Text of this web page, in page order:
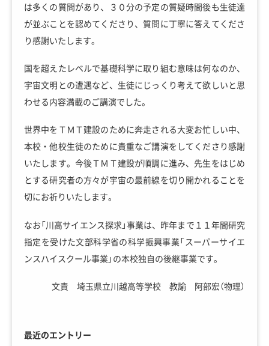
は多くの質問があり、３０分の予定の質疑時間後も生徒達
が並ぶことを認めてくださり、質問に丁寧に答えてくださ
り感謝いたします。
国を超えたレベルで基礎科学に取り組む意味は何なのか、
宇宙文明との遭遇など、生徒にじっくり考えて欲しいと思
わせる内容満載のご講演でした。
世界中をＴＭＴ建設のために奔走される大変お忙しい中、
本校・他校生徒のために貴重なご講演をしてくださり感謝
いたします。今後ＴＭＴ建設が順調に進み、先生をはじめ
とする研究者の方々が宇宙の最前線を切り開かれることを
切にお祈りいたします。
なお「川高サイエンス探求」事業は、昨年まで１１年間研究
指定を受けた文部科学省の科学振興事業「スーパーサイエ
ンスハイスクール事業」の本校独自の後継事業です。
文責 埼玉県立川越高等学校 教諭 阿部宏（物理）
最近のエントリー